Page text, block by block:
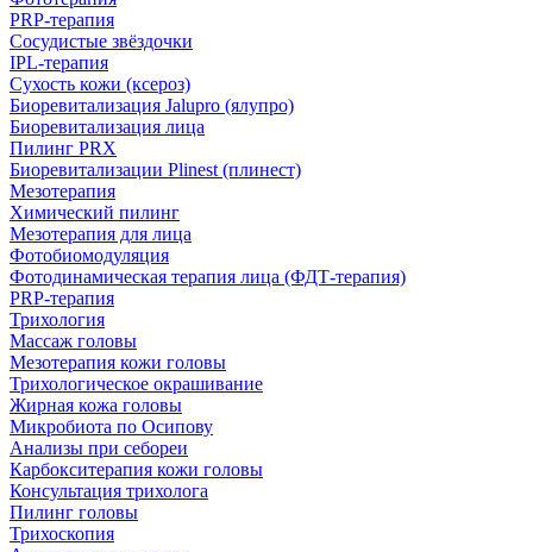
PRP-терапия
Сосудистые звёздочки
IPL‑терапия
Сухость кожи (ксероз)
Биоревитализация Jalupro (ялупро)
Биоревитализация лица
Пилинг PRX
Биоревитализации Plinest (плинест)
Мезотерапия
Химический пилинг
Мезотерапия для лица
Фотобиомодуляция
Фотодинамическая терапия лица (ФДТ-терапия)
PRP-терапия
Трихология
Массаж головы
Мезотерапия кожи головы
Трихологическое окрашивание
Жирная кожа головы
Микробиота по Осипову
Анализы при себореи
Карбокситерапия кожи головы
Консультация трихолога
Пилинг головы
Трихоскопия